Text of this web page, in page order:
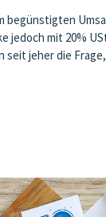
begünstigten
jedoch mit 20%
seit jeher die